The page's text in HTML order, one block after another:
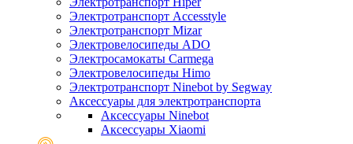
Электротранспорт Accesstyle
Электротранспорт Mizar
Электровелосипеды ADO
Электросамокаты Carmega
Электровелосипеды Himo
Электротранспорт Ninebot by Segway
Аксессуары для электротранспорта
Аксессуары Ninebot
Аксессуары Xiaomi